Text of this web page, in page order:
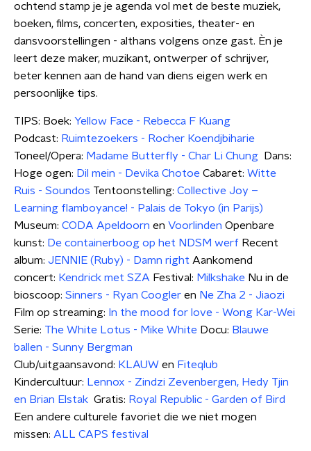
ochtend stamp je je agenda vol met de beste muziek,
boeken, films, concerten, exposities, theater- en
dansvoorstellingen - althans volgens onze gast. Èn je
leert deze maker, muzikant, ontwerper of schrijver,
beter kennen aan de hand van diens eigen werk en
persoonlijke tips.
TIPS: Boek: Yellow Face - Rebecca F Kuang
Podcast: Ruimtezoekers - Rocher Koendjbiharie
Toneel/Opera: Madame Butterfly - Char Li Chung
Dans:
Hoge ogen: Dil mein - Devika Chotoe Cabaret: Witte
Ruis - Soundos Tentoonstelling: Collective Joy –
Learning flamboyance! - Palais de Tokyo (in Parijs)
Museum: CODA Apeldoorn en Voorlinden Openbare
kunst: De containerboog op het NDSM werf Recent
album: JENNIE (Ruby) - Damn right Aankomend
concert: Kendrick met SZA Festival: Milkshake Nu in de
bioscoop: Sinners - Ryan Coogler en Ne Zha 2 - Jiaozi
Film op streaming: In the mood for love - Wong Kar-Wei
Serie: The White Lotus - Mike White Docu: Blauwe
ballen - Sunny Bergman
Club/uitgaansavond: KLAUW en Fiteqlub
Kindercultuur: Lennox - Zindzi Zevenbergen, Hedy Tjin
en Brian Elstak Gratis: Royal Republic - Garden of Bird
Een andere culturele favoriet die we niet mogen
missen: ALL CAPS festival